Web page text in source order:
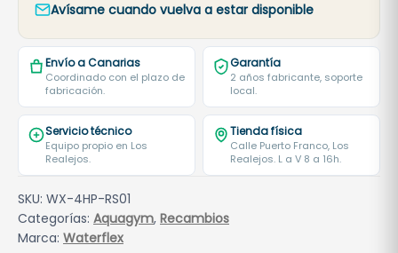
Avísame cuando vuelva a estar disponible
Envío a Canarias
Coordinado con el plazo de
fabricación.
Garantía
2 años fabricante, soporte
local.
Servicio técnico
Equipo propio en Los
Realejos.
Tienda física
Calle Puerto Franco, Los
Realejos. L a V 8 a 16h.
SKU: WX-4HP-RS01
Categorías: Aquagym, Recambios
Marca: Waterflex